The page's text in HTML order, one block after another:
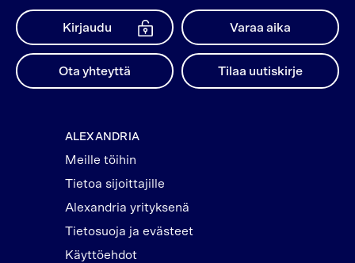
Kirjaudu Varaa aika
Ota yhteyttä Tilaa uutiskirje
ALEXANDRIA
Meille töihin
Tietoa sijoittajille
Alexandria yrityksenä
Tietosuoja ja evästeet
Käyttöehdot